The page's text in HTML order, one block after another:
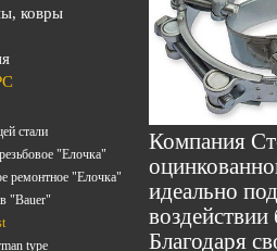
ковры
стали
"Елочка"
ремонтное "Елочка"
"Bauer"
type
Компания
идеально
Благодаря